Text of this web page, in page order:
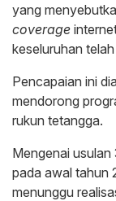
yang
coverage
keseluruhan
Pencapaian ini
mendorong
rukun tetangga.
Mengenai
pada awal tahun
menunggu